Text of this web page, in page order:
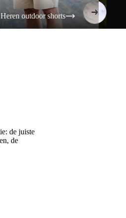
Heren outdoor shorts
de juiste
, de